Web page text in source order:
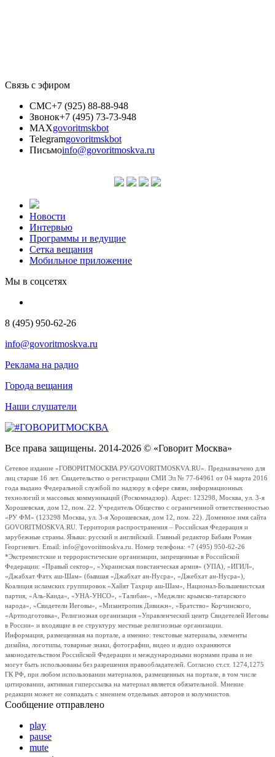
Связь с эфиром
СМС+7 (925) 88-88-948
Звонок+7 (495) 73-73-948
MAXgovoritmskbot
Telegramgovoritmskbot
Письмоinfo@govoritmoskva.ru
Новости
Интервью
Программы и ведущие
Сетка вещания
Мобильное приложение
Мы в соцсетях
8 (495) 950-62-26
info@govoritmoskva.ru
Реклама на радио
Города вещания
Наши слушатели
Все права защищены. 2014-2026 © «Говорит Москва»
Сетевое издание «ГОВОРИТМОСКВА.РУ/GOVORITMOSKVA.RU». Предназначено для
лиц старше 16 лет. Свидетельство о регистрации СМИ Эл № 77-64961 от 04 марта 2016
года выдано Федеральной службой по надзору в сфере связи, информационных
технологий и массовых коммуникаций (Роскомнадзор). Адрес: 123298, Москва, ул. 3-я
Хорошевская, дом 12, пом. 22. Учредитель Общество с ограниченной ответственностью
«РУ ФМ» (123298 Москва, ул. 3-я Хорошевская, дом 12, пом. 22). Доменное имя сайта
GOVORITMOSKVA.RU. Территория распространения – Российская Федерация и
зарубежные страны. Языки: русский и английский. Главный редактор Бабаян Роман
Георгиевич. Email: info@govoritmoskva.ru. Номер телефона: +7 (495) 950-62-26
*Экстремистские и террористические организации, запрещенные в Российской
Федерации: «Правый сектор», «Украинская повстанческая армия» (УПА), «ИГИЛ»,
«Джабхат Фатх аш-Шам» (бывшая «Джабхат ан-Нусра», «Джебхат ан-Нусра»),
Коалиция исламских группировок «Хайят Тахрир аш-Шам», Национал-Большевистская
партия, «Аль-Каида», «УНА-УНСО», «Талибан», «Меджлис крымско-татарского
народа», «Свидетели Иеговы», «Мизантропик Дивижн», «Братство» Корчинского,
«Артподготовка», Религиозная организация «Управленческий центр Свидетелей Иеговы
в России» и входящие в ее структуру местные религиозные организации.
Информация, размещенная на портале, а именно: текстовые материалы, элементы
дизайна, логотипы, товарные знаки, фотографии, видео и аудио охраняются
законодательством Российской Федерации и международными нормами права и не
могут быть использованы без разрешения правообладателей. Согласно ст.ст. 1274,1275
ГК РФ, при любом использовании материалов, размещенных на портале, в том числе
цитировании, активная гиперссылка на материал является обязательной. Мнение
редакции может не совпадать с мнением отдельных авторов и колумнистов.
Сообщение отправлено
play
pause
mute